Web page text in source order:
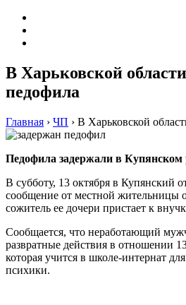
В Харьковской
педофила
Главная › ЧП › В Харьковской
Педофила задержали в Купянском
В субботу, 13 октября в Купянский
сообщение от местной жительницы
сожитель ее дочери пристает к
Сообщается, что неработающий
развратные действия в отношении
которая учится в школе-интернат
психики.